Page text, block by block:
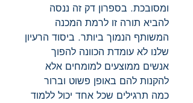
ומסובכת. בספרון דק זה ננסה
להביא תורה זו לרמת המכנה
המשותף הנמוך ביותר. ביסוד הרעיון
שלנו לא עומדת הכוונה להפוך
אנשים ממוצעים למומחים אלא
להקנות להם באופן פשוט וברור
כמה תרגילים שכל אחד יכול ללמוד